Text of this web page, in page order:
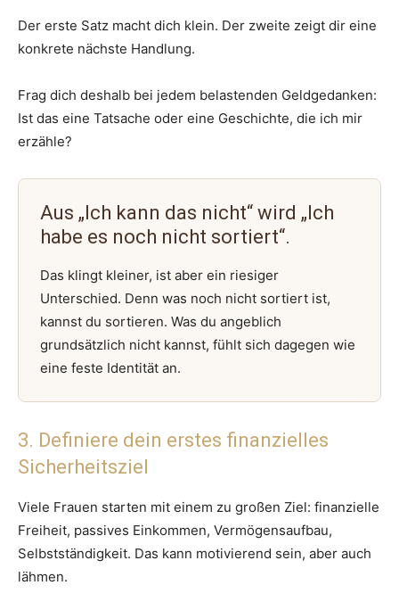
Der erste Satz macht dich klein. Der zweite zeigt dir eine
konkrete nächste Handlung.
Frag dich deshalb bei jedem belastenden Geldgedanken:
Ist das eine Tatsache oder eine Geschichte, die ich mir
erzähle?
Aus „Ich kann das nicht“ wird „Ich
habe es noch nicht sortiert“.
Das klingt kleiner, ist aber ein riesiger
Unterschied. Denn was noch nicht sortiert ist,
kannst du sortieren. Was du angeblich
grundsätzlich nicht kannst, fühlt sich dagegen wie
eine feste Identität an.
3. Definiere dein erstes finanzielles
Sicherheitsziel
Viele Frauen starten mit einem zu großen Ziel: finanzielle
Freiheit, passives Einkommen, Vermögensaufbau,
Selbstständigkeit. Das kann motivierend sein, aber auch
lähmen.